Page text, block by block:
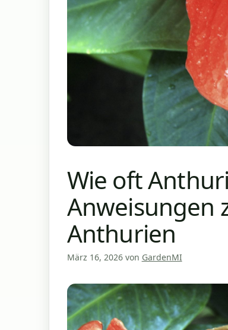
Wie oft
Anweisungen
Anthurien
März 16, 2026 von GardenMI